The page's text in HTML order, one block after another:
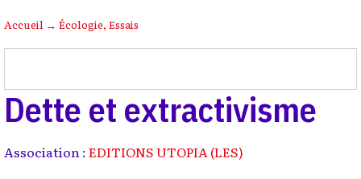
Accueil → Écologie, Essais
Dette et extractivisme
Association : EDITIONS UTOPIA (LES)